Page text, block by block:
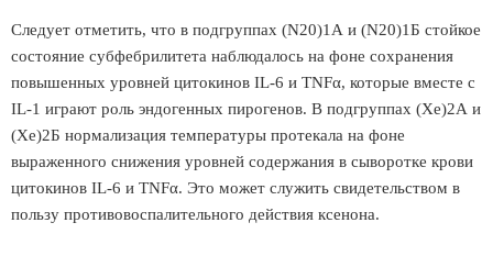
Следует отметить, что в подгруппах (N20)1А и (N20)1Б стойкое
состояние субфебрилитета наблюдалось на фоне сохранения
повышенных уровней цитокинов IL-6 и TNFα, которые вместе с
IL-1 играют роль эндогенных пирогенов. В подгруппах (Xe)2А и
(Xe)2Б нормализация температуры протекала на фоне
выраженного снижения уровней содержания в сыворотке крови
цитокинов IL-6 и TNFα. Это может служить свидетельством в
пользу противовоспалительного действия ксенона.